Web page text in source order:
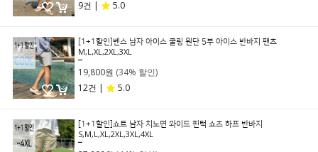
9건 |
5.0
[1+1할인]벤스 남자 아이스 쿨링 원단 5부 아이스 반바지 팬츠
M,L,XL,2XL,3XL
19,800원 (34% 할인)
12건 |
5.0
[1+1할인]쇼트 남자 치노면 와이드 핀턱 쇼츠 하프 반바지
S,M,L,XL,2XL,3XL,4XL